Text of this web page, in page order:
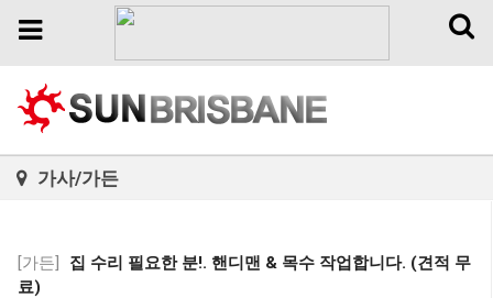
Toggle
Toggle
가사/가든
[가든]
집 수리 필요한 분!. 핸디맨 & 목수 작업합니다. (견적 무
료)